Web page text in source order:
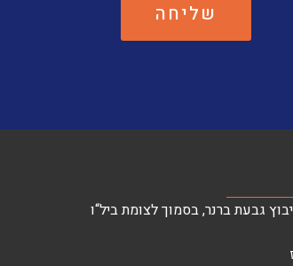
שליחה
גבעת ברנר, בסמוך לצומת ביל“ו